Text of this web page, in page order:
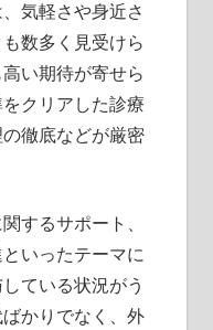
気軽さや身近さ
数多く見受けら
い期待が寄せら
クリアした診療
徹底などが厳密
するサポート、
いったテーマに
ている状況がう
かりでなく、外